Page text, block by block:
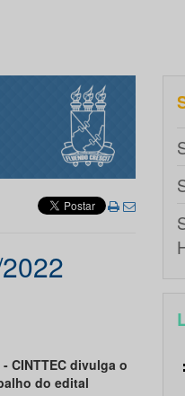
CINTTEC divulga o
do edital